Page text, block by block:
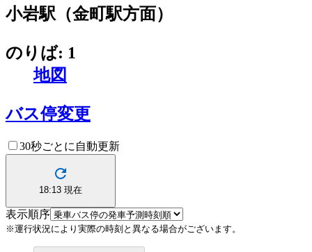
小岩駅（金町駅方面）
のりば: 1
地図
バス停変更
30秒ごとに自動更新
18:13 現在
表示順序
※運行状況により実際の時刻と異なる場合がございます。